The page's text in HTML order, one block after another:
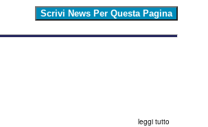
leggi tutto